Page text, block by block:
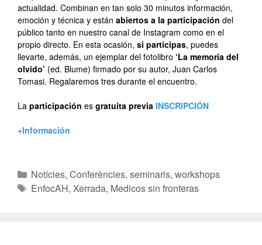
actualidad. Combinan en tan solo 30 minutos información,
emoción y técnica y están abiertos a la participación del
público tanto en nuestro canal de Instagram como en el
propio directo. En esta ocasión, si participas, puedes
llevarte, además, un ejemplar del fotolibro ‘La memoria del
olvido’ (ed. Blume) firmado por su autor, Juan Carlos
Tomasi. Regalaremos tres durante el encuentro.
La participación es gratuita previa INSCRIPCIÓN
+Información
Notícies, Conferències, seminaris, workshops
EnfocAH, Xerrada, Medicos sin fronteras